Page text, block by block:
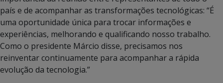
país e de acompanhar as transformações tecnológicas: “É
uma oportunidade única para trocar informações e
experiências, melhorando e qualificando nosso trabalho.
Como o presidente Márcio disse, precisamos nos
reinventar continuamente para acompanhar a rápida
evolução da tecnologia.”